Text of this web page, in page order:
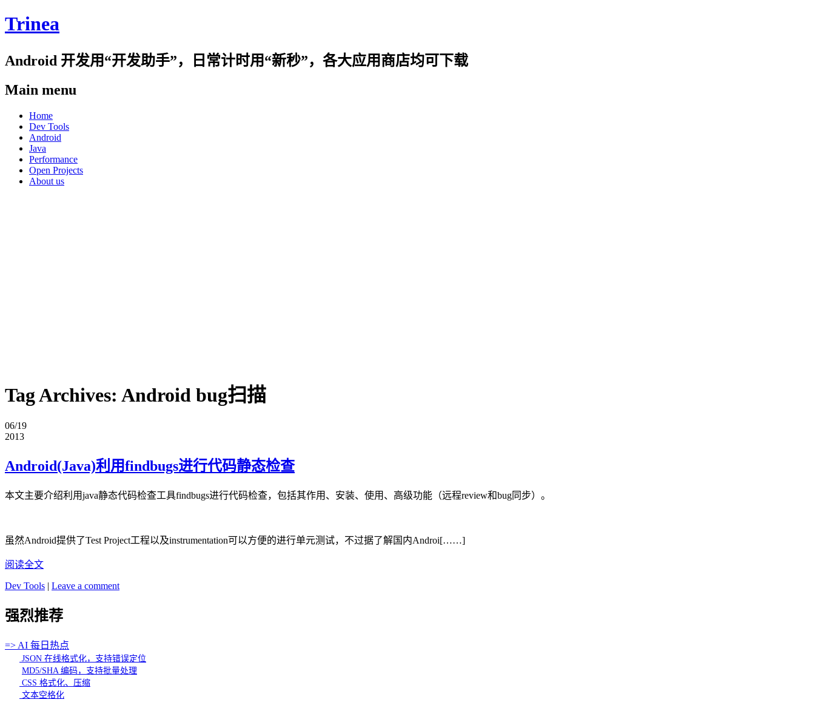
Trinea
Android 开发用“开发助手”，日常计时用“新秒”，各大应用商店均可下载
Main menu
Skip
content
Home
Dev Tools
Android
Java
Performance
Open Projects
About us
Tag Archives: Android bug扫描
06/19
2013
Android(Java)利用findbugs进行代码静态检查
本文主要介绍利用java静态代码检查工具findbugs进行代码检查，包括其作用、安装、使用、高级功能（远程review和bug同步）。
虽然Android提供了Test Project工程以及instrumentation可以方便的进行单元测试，不过据了解国内Androi[……]
阅读全文
Dev Tools | Leave a comment
强烈推荐
=> AI 每日热点
JSON 在线格式化，支持错误定位
MD5/SHA 编码，支持批量处理
CSS 格式化、压缩
文本空格化